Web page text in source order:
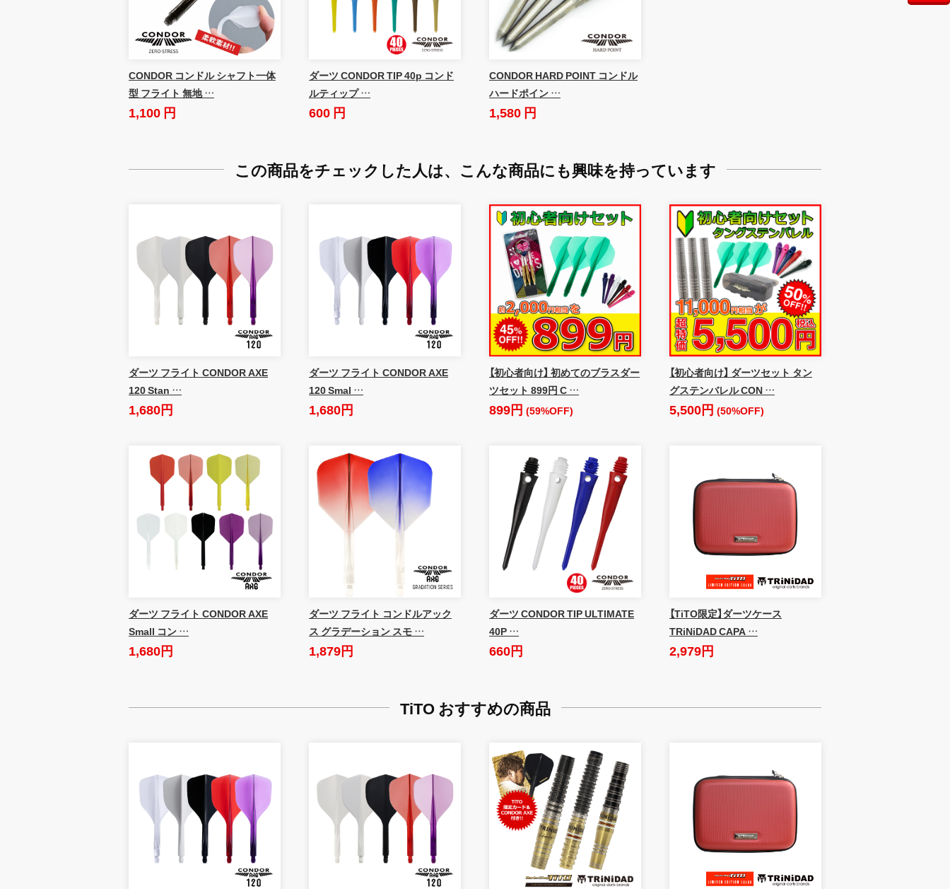
CONDOR コンドル シャフト一体
型 フライト 無地 …
1,100 円
ダーツ CONDOR TIP 40p コンド
ルティップ …
600 円
CONDOR HARD POINT コンドル
ハードポイン …
1,580 円
この商品をチェックした人は、 こんな商品にも興味を持っています
ダーツ フライト CONDOR AXE
120 Stan …
1,680円
ダーツ フライト CONDOR AXE
120 Smal …
1,680円
【初心者向け】 初めてのブラスダー
ツセット 899円 C …
899円 (59%OFF)
【初心者向け】 ダーツセット タン
グステンバレル CON …
5,500円 (50%OFF)
ダーツ フライト CONDOR AXE
Small コン …
1,680円
ダーツ フライト コンドルアック
ス グラデーション スモ …
1,879円
ダーツ CONDOR TIP ULTIMATE
40P …
660円
【TiTO限定】ダーツケース
TRiNiDAD CAPA …
2,979円
TiTO おすすめの商品